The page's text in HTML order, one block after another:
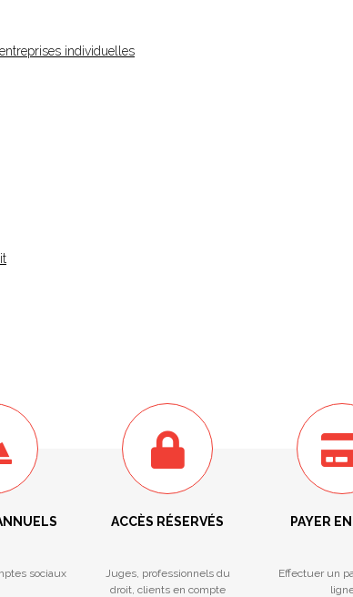
individuelles
sociaux
ACCÈS RÉSERVÉS
Juges, professionnels du
droit, clients en compte
PAYER
Effectuer un